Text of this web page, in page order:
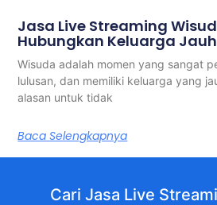
Jasa Live Streaming
Hubungkan Keluarga Jauh
Wisuda adalah momen yang sangat
lulusan, dan memiliki keluarga yang
alasan untuk tidak
Baca Selengkapnya
Cari Jasa Live